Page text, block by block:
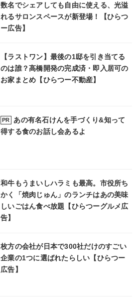
数名でシェアしても自由に使える、光溢
れるサロンスペースが新登場！【ひらつ
ー広告】
【ラストワン】最後の1邸を引き当てる
のは誰？高橋開発の完成済・即入居可の
お家まとめ【ひらつー不動産】
PR
あの有名石けんを手づくり&知って
得する食のお話し会あるよ
和牛もうまいしハラミも最高。市役所ち
かく「焼肉じゅん」のランチはあの美味
しいごはん食べ放題【ひらつーグルメ広
告】
枚方の会社が日本で300社だけのすごい
企業の1つに選ばれたらしい【ひらつー
広告】